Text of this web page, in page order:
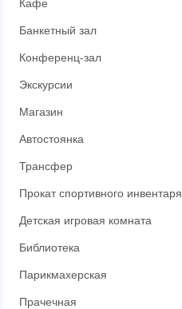
Кафе
Банкетный зал
Конференц-зал
Экскурсии
Магазин
Автостоянка
Трансфер
Прокат спортивного инвентаря
Детская игровая комната
Библиотека
Парикмахерская
Прачечная